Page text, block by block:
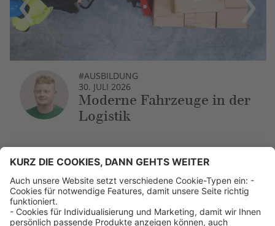
Previous
#AUSBILDUNG
30. JULI 2026
Moderne Fahrzeuge in der
Logistik
Next